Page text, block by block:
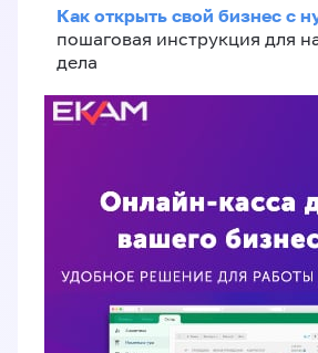
Как открыть свой бизнес с
пошаговая инструкция для
дела